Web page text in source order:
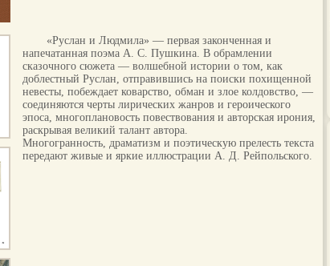
«Руслан и Людмила» — первая законченная и
напечатанная поэма А. С. Пушкина. В обрамлении
сказочного сюжета — волшебной истории о том, как
доблестный Руслан, отправившись на поиски похищенной
невесты, побеждает коварство, обман и злое колдовство, —
соединяются черты лирических жанров и героического
эпоса, многоплановость повествования и авторская ирония,
раскрывая великий талант автора.
Многогранность, драматизм и поэтическую прелесть текста
передают живые и яркие иллюстрации А. Д. Рейпольского.